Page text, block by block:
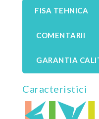
FISA TEHNICA
COMENTARII
GARANTIA
Caracteristici